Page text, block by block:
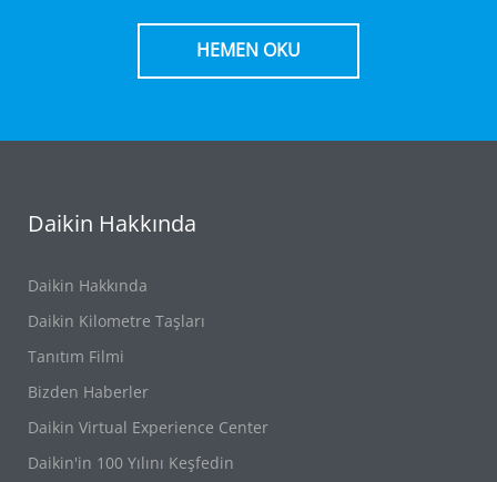
HEMEN OKU
Daikin Hakkında
Daikin Hakkında
Daikin Kilometre Taşları
Tanıtım Filmi
Bizden Haberler
Daikin Virtual Experience Center
Daikin'in 100 Yılını Keşfedin